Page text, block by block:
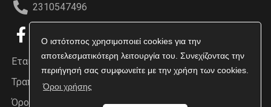
Ο ιστότοπος χρησιμοποιεί cookies για την
αποτελεσματικότερη λειτουργία του. Συνεχίζοντας την
περιήγησή σας συμφωνείτε με την χρήση των cookies.
Όροι χρήσης
2310547496
Εταιρεία
Τραπεζικοί Λογαριασμοί
Όροι χρήσης